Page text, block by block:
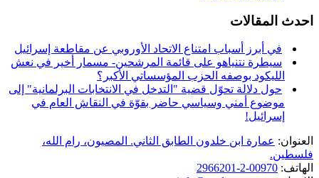
احدث المقالات
في أبرز أسباب امتناع الاتحاد الأوروبي عن مقاطعة إسرائيل
سيطرة نتنياهو على قائمة المرشحين- مسمار أخير في نعش
الليكود بوصفه الحزب المؤسساتي الأكبر؟
حول دلالة تحوّل قضية "التدخل في الانتخابات البرلمانية" إلى
موضوع أمني وسياسي حاضر بقوّة في النقاش العام في
إسرائيل!
العنوان: عمارة ابن خلدون الطابق الثاني. المصيون، رام الله،
فلسطين.
الهاتف: 00970-2-2966201